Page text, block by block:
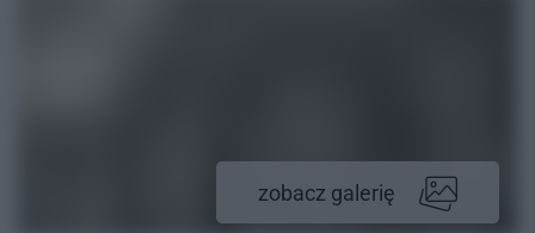
zobacz galerię